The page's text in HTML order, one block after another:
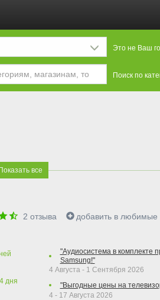
Это не Ваш
Поиск по
Показать все
2 отзыва добавить в любимые
4дня
"Аудиосистема в комплекте
Samsung!"
4 Августа - 1 Сентября 2026
"Выгодные цены на
4 - 17 Августа 2026